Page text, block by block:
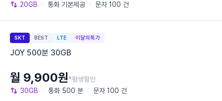
20GB 통화 기본제공 문자 100 건
SKT BEST LTE 이달의특가
JOY 500분 30GB
30GB 통화 500 분 문자 100 건
월 9,900원*평생할인